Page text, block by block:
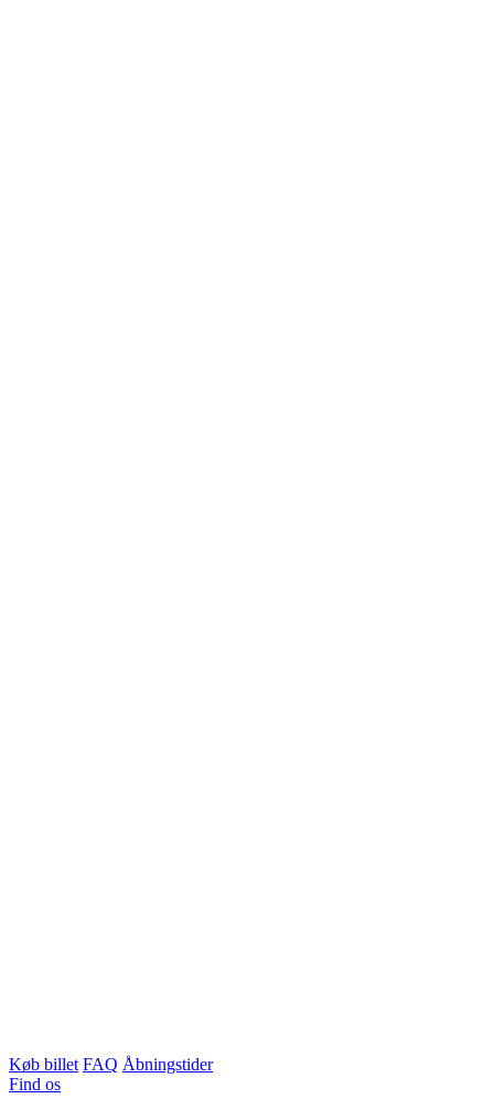
Køb billet FAQ Åbningstider
Find os